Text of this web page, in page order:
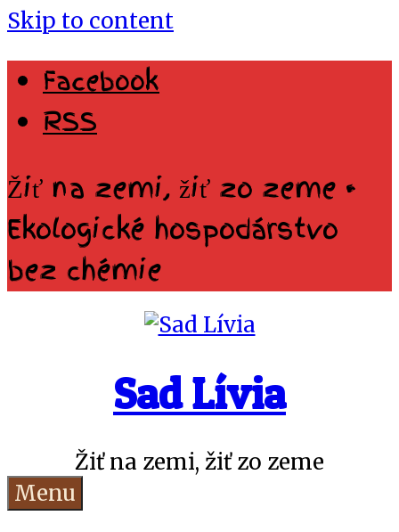
Skip to content
Facebook
RSS
Žiť na zemi, žiť zo zeme •
Ekologické hospodárstvo
bez chémie
Sad Lívia
Žiť na zemi, žiť zo zeme
Menu